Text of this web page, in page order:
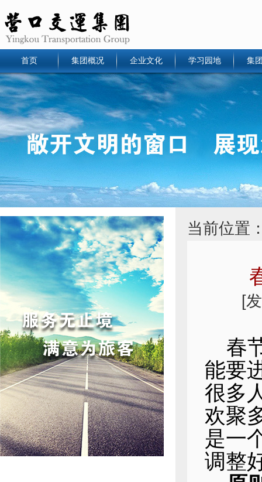
首页 集团概况 企业文化 学习园地 集
当前位置
[
春
能要
很多
欢聚
是一
调整